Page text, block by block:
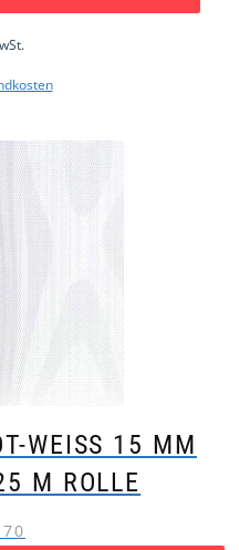
WEISS 15 MM T
M ROLLE